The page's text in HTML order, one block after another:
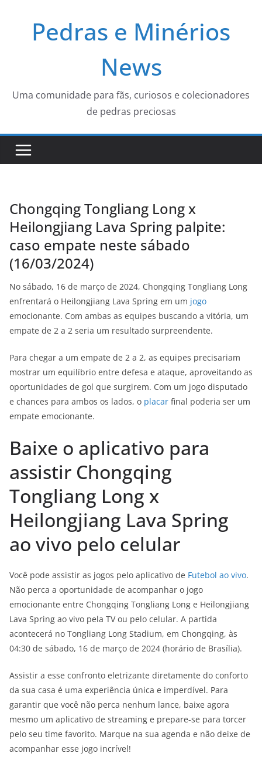
Pedras e Minérios
News
Uma comunidade para fãs, curiosos e colecionadores
de pedras preciosas
Chongqing Tongliang Long x
Heilongjiang Lava Spring palpite:
caso empate neste sábado
(16/03/2024)
No sábado, 16 de março de 2024, Chongqing Tongliang Long
enfrentará o Heilongjiang Lava Spring em um jogo
emocionante. Com ambas as equipes buscando a vitória, um
empate de 2 a 2 seria um resultado surpreendente.
Para chegar a um empate de 2 a 2, as equipes precisariam
mostrar um equilíbrio entre defesa e ataque, aproveitando as
oportunidades de gol que surgirem. Com um jogo disputado
e chances para ambos os lados, o placar final poderia ser um
empate emocionante.
Baixe o aplicativo para
assistir Chongqing
Tongliang Long x
Heilongjiang Lava Spring
ao vivo pelo celular
Você pode assistir as jogos pelo aplicativo de Futebol ao vivo.
Não perca a oportunidade de acompanhar o jogo
emocionante entre Chongqing Tongliang Long e Heilongjiang
Lava Spring ao vivo pela TV ou pelo celular. A partida
acontecerá no Tongliang Long Stadium, em Chongqing, às
04:30 de sábado, 16 de março de 2024 (horário de Brasília).
Assistir a esse confronto eletrizante diretamente do conforto
da sua casa é uma experiência única e imperdível. Para
garantir que você não perca nenhum lance, baixe agora
mesmo um aplicativo de streaming e prepare-se para torcer
pelo seu time favorito. Marque na sua agenda e não deixe de
acompanhar esse jogo incrível!